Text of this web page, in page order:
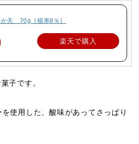
天 70g［税率8％］
楽天で購入
子です。
使用した、酸味があってさっぱり